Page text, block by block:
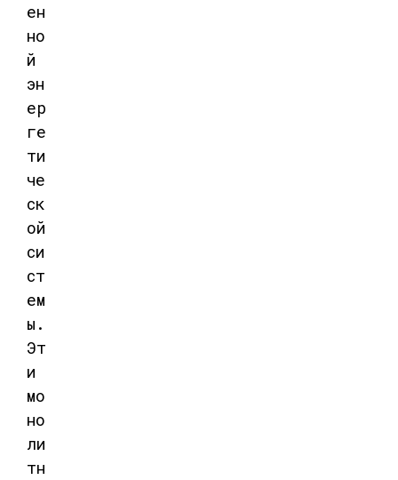
ен
но
й
эн
ер
ге
ти
че
ск
ой
си
ст
ем
ы.
Эт
и
мо
но
ли
тн